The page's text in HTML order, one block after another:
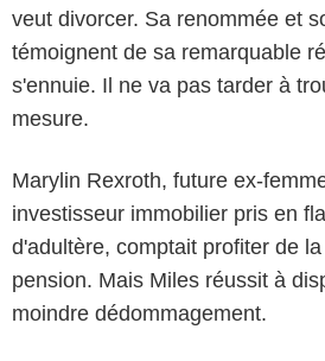
veut divorcer. Sa renommée et
témoignent de sa remarquable
s'ennuie. Il ne va pas tarder à
mesure.
Marylin Rexroth, future ex-
investisseur immobilier pris en
d'adultère, comptait profiter de
pension. Mais Miles réussit à
moindre dédommagement.